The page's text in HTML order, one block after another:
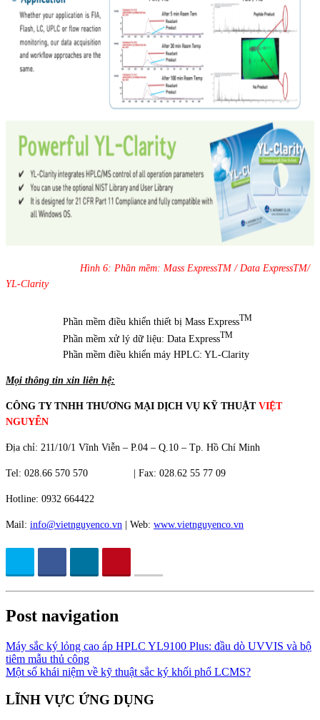
Hình 6: Phần mềm: Mass ExpressTM / Data ExpressTM/
YL-Clarity
Phần mềm điều khiển thiết bị Mass ExpressTM
Phần mềm xử lý dữ liệu: Data ExpressTM
Phần mềm điều khiển máy HPLC: YL-Clarity
Mọi thông tin xin liên hệ:
CÔNG TY TNHH THƯƠNG MẠI DỊCH VỤ KỸ THUẬT VIỆT
NGUYỄN
Địa chỉ: 211/10/1 Vĩnh Viễn – P.04 – Q.10 – Tp. Hồ Chí Minh
Tel: 028.66 570 570 | Fax: 028.62 55 77 09
Hotline: 0932 664422
Mail: info@vietnguyenco.vn | Web: www.vietnguyenco.vn
Post navigation
Máy sắc ký lỏng cao áp HPLC YL9100 Plus: đầu dò UVVIS và bộ
tiêm mẫu thủ công
Một số khái niệm về kỹ thuật sắc ký khối phổ LCMS?
LĨNH VỰC ỨNG DỤNG